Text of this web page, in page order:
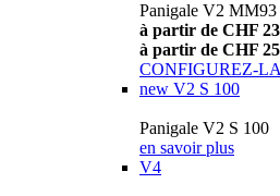
Panigale V2 MM93
à partir de CHF
à partir de CHF
CONFIGUREZ-LA
new V2 S 100
Panigale V2 S 100
en savoir plus
V4